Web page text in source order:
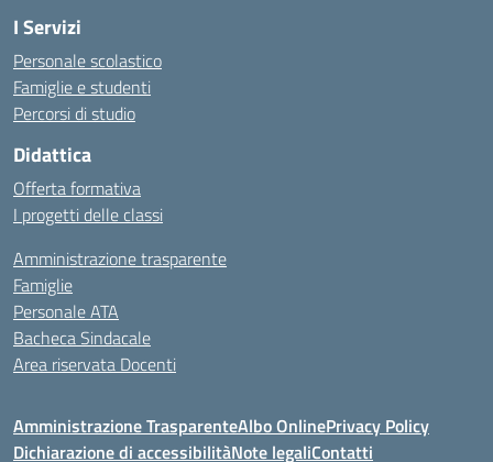
I Servizi
Personale scolastico
Famiglie e studenti
Percorsi di studio
Didattica
Offerta formativa
I progetti delle classi
Amministrazione trasparente
Famiglie
Personale ATA
Bacheca Sindacale
Area riservata Docenti
Amministrazione TrasparenteAlbo OnlinePrivacy Policy
Dichiarazione di accessibilitàNote legaliContatti